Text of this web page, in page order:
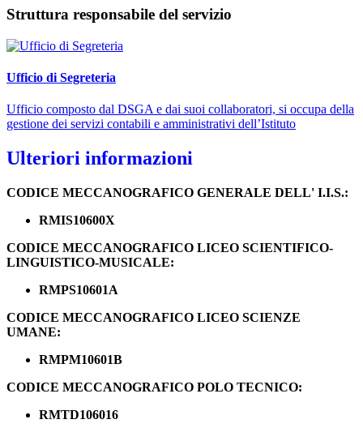
Struttura responsabile del servizio
Ufficio di Segreteria
Ufficio composto dal DSGA e dai suoi collaboratori, si occupa della
gestione dei servizi contabili e amministrativi dell’Istituto
Ulteriori informazioni
CODICE MECCANOGRAFICO GENERALE DELL' I.I.S.:
RMIS10600X
CODICE MECCANOGRAFICO LICEO SCIENTIFICO-
LINGUISTICO-MUSICALE:
RMPS10601A
CODICE MECCANOGRAFICO LICEO SCIENZE
UMANE:
RMPM10601B
CODICE MECCANOGRAFICO POLO TECNICO:
RMTD106016